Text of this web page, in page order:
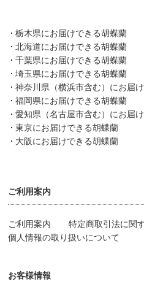
栃木県にお届けできる胡蝶蘭
北海道にお届けできる胡蝶蘭
千葉県にお届けできる胡蝶蘭
埼玉県にお届けできる胡蝶蘭
神奈川県（横浜市含む）にお届
福岡県にお届けできる胡蝶蘭
愛知県（名古屋市含む）にお届
東京にお届けできる胡蝶蘭
大阪にお届けできる胡蝶蘭
ご利用案内
ご利用案内
特定商取引法に関
個人情報の取り扱いについて
お客様情報